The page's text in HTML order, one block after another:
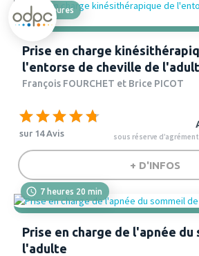
5 heures
Prise en charge
l'entorse de cheville de
François FOURCHET et Brice PICOT
sur 14 Avis
+ D'INFOS
7 heures 20 min
Prise en charge de l'apnée du
l'adulte